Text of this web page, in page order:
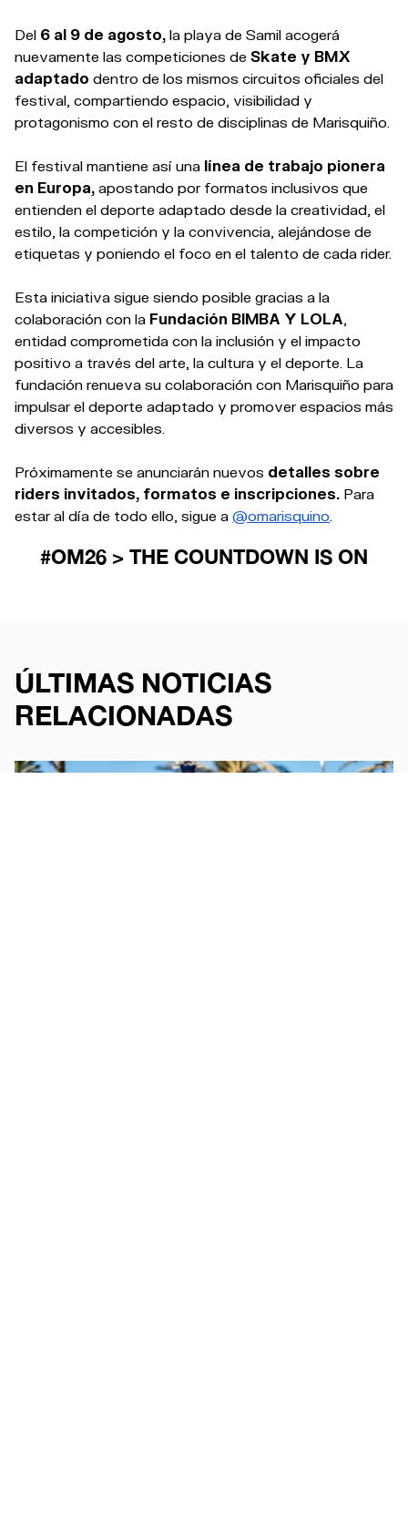
Del 6 al 9 de agosto, la playa de Samil acogerá
nuevamente las competiciones de Skate y BMX
adaptado dentro de los mismos circuitos oficiales del
festival, compartiendo espacio, visibilidad y
protagonismo con el resto de disciplinas de Marisquiño.
El festival mantiene así una línea de trabajo pionera
en Europa, apostando por formatos inclusivos que
entienden el deporte adaptado desde la creatividad, el
estilo, la competición y la convivencia, alejándose de
etiquetas y poniendo el foco en el talento de cada rider.
Esta iniciativa sigue siendo posible gracias a la
colaboración con la Fundación BIMBA Y LOLA
entidad comprometida con la inclusión y el impacto
positivo a través del arte, la cultura y el deporte. La
fundación renueva su colaboración con Marisquiño para
impulsar el deporte adaptado y promover espacios más
diversos y accesibles.
Próximamente se anunciarán nuevos detalles sobre
riders invitados, formatos e inscripciones. Para
estar al día de todo ello, sigue a @omarisquino
#OM26 > THE COUNTDOWN IS ON
ÚLTIMAS NOTICIAS
RELACIONADAS